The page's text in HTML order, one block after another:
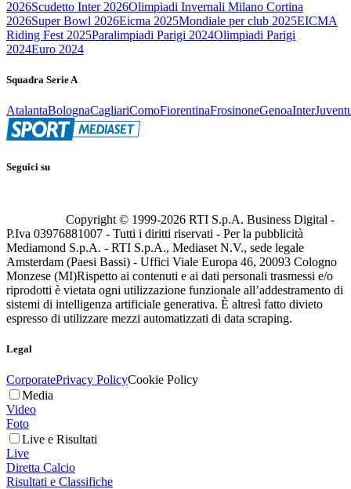
2026Scudetto Inter 2026Olimpiadi Invernali Milano Cortina
2026Super Bowl 2026Eicma 2025Mondiale per club 2025EICMA
Riding Fest 2025Paralimpiadi Parigi 2024Olimpiadi Parigi
2024Euro 2024
Squadra Serie A
AtalantaBolognaCagliariComoFiorentinaFrosinoneGenoaInter
Seguici su
Copyright © 1999-2026 RTI S.p.A. Business Digital -
P.Iva 03976881007 - Tutti i diritti riservati - Per la pubblicità
Mediamond S.p.A. - RTI S.p.A., Mediaset N.V., sede legale
Amsterdam (Paesi Bassi) - Uffici Viale Europa 46, 20093 Cologno
Monzese (MI)Rispetto ai contenuti e ai dati personali trasmessi e/o
riprodotti è vietata ogni utilizzazione funzionale all’addestramento di
sistemi di intelligenza artificiale generativa. È altresì fatto divieto
espresso di utilizzare mezzi automatizzati di data scraping.
Legal
CorporatePrivacy PolicyCookie Policy
Media
Video
Foto
Live e Risultati
Live
Diretta Calcio
Risultati e Classifiche